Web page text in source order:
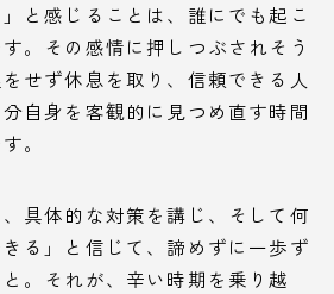
と感じることは、誰にでも起こ
。その感情に押しつぶされそう
せず休息を取り、信頼できる人
自身を客観的に見つめ直す時間
。
具体的な対策を講じ、そして何
る」と信じて、諦めずに一歩ず
。それが、辛い時期を乗り越